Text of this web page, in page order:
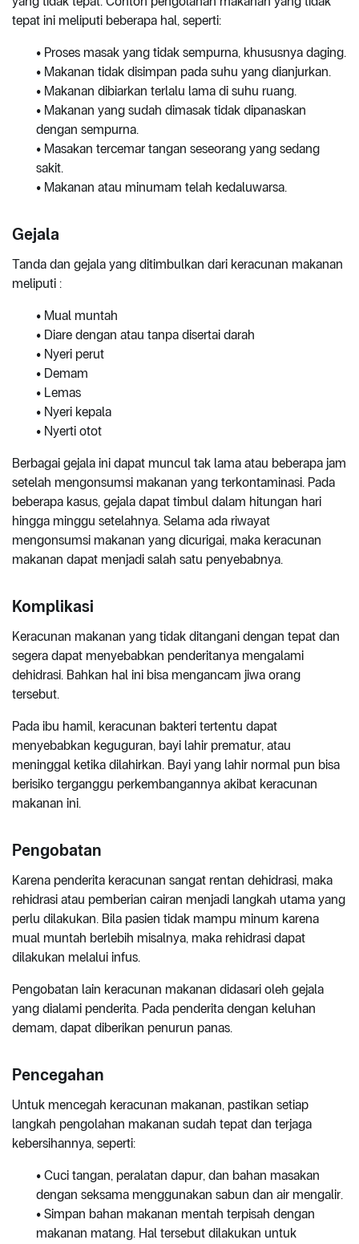
tepat ini meliputi beberapa hal, seperti:
• Proses masak yang tidak sempurna, khususnya daging.
• Makanan tidak disimpan pada suhu yang dianjurkan.
• Makanan dibiarkan terlalu lama di suhu ruang.
• Makanan yang sudah dimasak tidak dipanaskan
dengan sempurna.
• Masakan tercemar tangan seseorang yang sedang
sakit.
• Makanan atau minumam telah kedaluwarsa.
Gejala
Tanda dan gejala yang ditimbulkan dari keracunan makanan
meliputi :
• Mual muntah
• Diare dengan atau tanpa disertai darah
• Nyeri perut
• Demam
• Lemas
• Nyeri kepala
• Nyerti otot
Berbagai gejala ini dapat muncul tak lama atau beberapa jam
setelah mengonsumsi makanan yang terkontaminasi. Pada
beberapa kasus, gejala dapat timbul dalam hitungan hari
hingga minggu setelahnya. Selama ada riwayat
mengonsumsi makanan yang dicurigai, maka keracunan
makanan dapat menjadi salah satu penyebabnya.
Komplikasi
Keracunan makanan yang tidak ditangani dengan tepat dan
segera dapat menyebabkan penderitanya mengalami
dehidrasi. Bahkan hal ini bisa mengancam jiwa orang
tersebut.
Pada ibu hamil, keracunan bakteri tertentu dapat
menyebabkan keguguran, bayi lahir prematur, atau
meninggal ketika dilahirkan. Bayi yang lahir normal pun bisa
berisiko terganggu perkembangannya akibat keracunan
makanan ini.
Pengobatan
Karena penderita keracunan sangat rentan dehidrasi, maka
rehidrasi atau pemberian cairan menjadi langkah utama yang
perlu dilakukan. Bila pasien tidak mampu minum karena
mual muntah berlebih misalnya, maka rehidrasi dapat
dilakukan melalui infus.
Pengobatan lain keracunan makanan didasari oleh gejala
yang dialami penderita. Pada penderita dengan keluhan
demam, dapat diberikan penurun panas.
Pencegahan
Untuk mencegah keracunan makanan, pastikan setiap
langkah pengolahan makanan sudah tepat dan terjaga
kebersihannya, seperti:
• Cuci tangan, peralatan dapur, dan bahan masakan
dengan seksama menggunakan sabun dan air mengalir.
• Simpan bahan makanan mentah terpisah dengan
makanan matang. Hal tersebut dilakukan untuk